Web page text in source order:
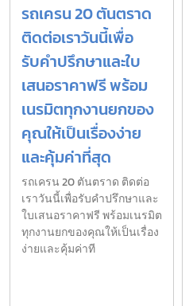
รถเครน 20 ตันตราด
ติดต่อเราวันนี้เพื่อ
รับคำปรึกษาและใบ
เสนอราคาฟรี พร้อม
เนรมิตทุกงานยกของ
คุณให้เป็นเรื่องง่าย
และคุ้มค่าที่สุด
รถเครน 20 ตันตราด ติดต่อ
เราวันนี้เพื่อรับคำปรึกษาและ
ใบเสนอราคาฟรี พร้อมเนรมิต
ทุกงานยกของคุณให้เป็นเรื่อง
ง่ายและคุ้มค่าที